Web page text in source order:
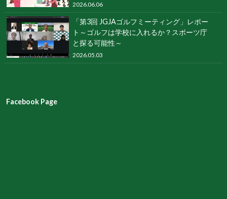
2026.06.06
「第3回 JGJAゴルフミーティング」レポー
ト～ゴルフは学校に入れるか？スポーツ庁
と探る可能性～
2026.05.03
Facebook Page